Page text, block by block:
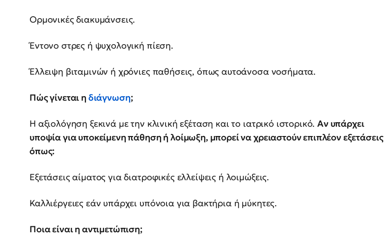
Ορμονικές διακυμάνσεις.
Έντονο στρες ή ψυχολογική πίεση.
Έλλειψη βιταμινών ή χρόνιες παθήσεις, όπως αυτοάνοσα νοσήματα.
Πώς γίνεται η διάγνωση;
Η αξιολόγηση ξεκινά με την κλινική εξέταση και το ιατρικό ιστορικό.Αν υπάρχει
υποψία για υποκείμενη πάθηση ή λοίμωξη, μπορεί να χρειαστούν επιπλέον εξετάσεις
όπως:
Εξετάσεις αίματος για διατροφικές ελλείψεις ή λοιμώξεις.
Καλλιέργειες εάν υπάρχει υπόνοια για βακτήρια ή μύκητες.
Ποια είναι η αντιμετώπιση;